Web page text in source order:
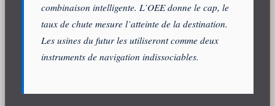
combinaison intelligente. L’OEE donne le cap, le
taux de chute mesure l’atteinte de la destination.
Les usines du futur les utiliseront comme deux
instruments de navigation indissociables.